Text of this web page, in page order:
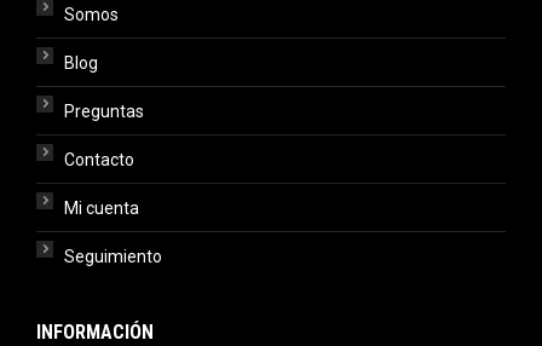
Somos
Blog
Preguntas
Contacto
Mi cuenta
Seguimiento
INFORMACIÓN